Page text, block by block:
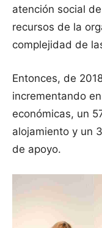
atención social
recursos de la
complejidad de
Entonces, de
incrementando
económicas, un
alojamiento y un
de apoyo.